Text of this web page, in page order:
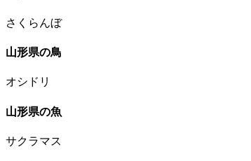
さくらんぼ
山形県の鳥
オシドリ
山形県の魚
サクラマス